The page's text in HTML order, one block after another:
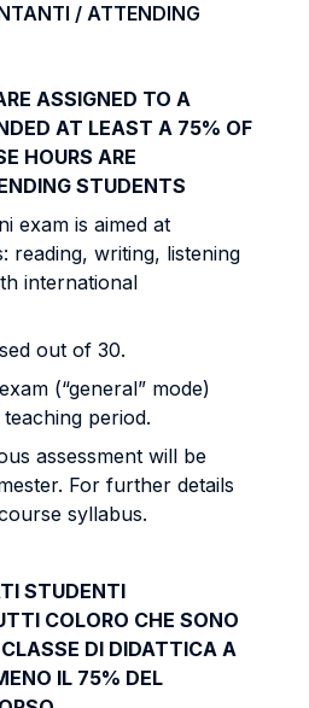
/ ATTENDING
ASSIGNED TO A
AT LEAST A 75% OF
HOURS ARE
STUDENTS
exam is aimed at
reading, writing, listening
international
out of 30.
(“general” mode)
period.
assessment will be
For further details
syllabus.
STUDENTI
COLORO CHE SONO
DI DIDATTICA A
IL 75% DEL